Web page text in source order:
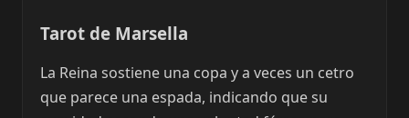
Tarot de Marsella
La Reina sostiene una copa y a veces un cetro
que parece una espada, indicando que su